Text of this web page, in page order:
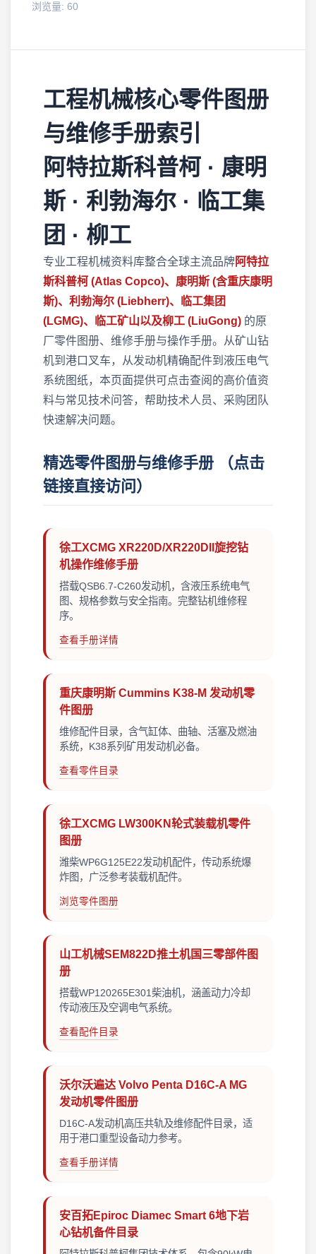
浏览量: 60
工程机械核心零件图册
与维修手册索引
阿特拉斯科普柯 · 康明
斯 · 利勃海尔 · 临工集
团 · 柳工
专业工程机械资料库整合全球主流品牌阿特拉
斯科普柯 (Atlas Copco)、康明斯 (含重庆康明
斯)、利勃海尔 (Liebherr)、临工集团
(LGMG)、临工矿山以及柳工 (LiuGong) 的原
厂零件图册、维修手册与操作手册。从矿山钻
机到港口叉车，从发动机精确配件到液压电气
系统图纸，本页面提供可点击查阅的高价值资
料与常见技术问答，帮助技术人员、采购团队
快速解决问题。
精选零件图册与维修手册 （点击
链接直接访问）
徐工XCMG XR220D/XR220DII旋挖钻
机操作维修手册
搭载QSB6.7-C260发动机，含液压系统电气
图、规格参数与安全指南。完整钻机维修程
序。
查看手册详情
重庆康明斯 Cummins K38-M 发动机零
件图册
维修配件目录，含气缸体、曲轴、活塞及燃油
系统，K38系列矿用发动机必备。
查看零件目录
徐工XCMG LW300KN轮式装载机零件
图册
潍柴WP6G125E22发动机配件，传动系统爆
炸图，广泛参考装载机配件。
浏览零件图册
山工机械SEM822D推土机国三零部件图
册
搭载WP120265E301柴油机，涵盖动力冷却
传动液压及空调电气系统。
查看配件目录
沃尔沃遍达 Volvo Penta D16C-A MG
发动机零件图册
D16C-A发动机高压共轨及维修配件目录，适
用于港口重型设备动力参考。
查看手册详情
安百拓Epiroc Diamec Smart 6地下岩
心钻机备件目录